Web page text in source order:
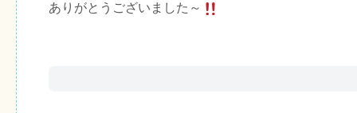
ありがとうございました～